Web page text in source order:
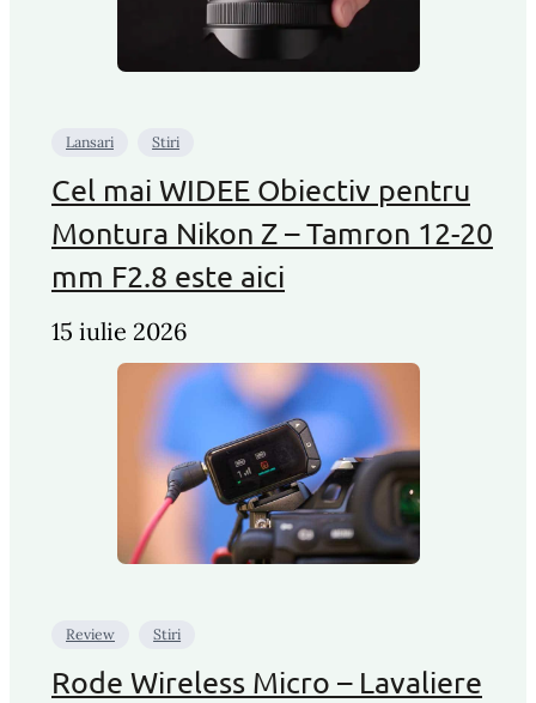
Lansari Stiri
Cel mai WIDEE Obiectiv pentru
Montura Nikon Z – Tamron 12-20
mm F2.8 este aici
15 iulie 2026
Review Stiri
Rode Wireless Micro – Lavaliere